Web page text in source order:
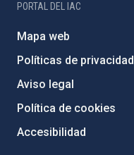
PORTAL DEL IAC
Mapa web
Políticas de privacidad
Aviso legal
Política de cookies
Accesibilidad